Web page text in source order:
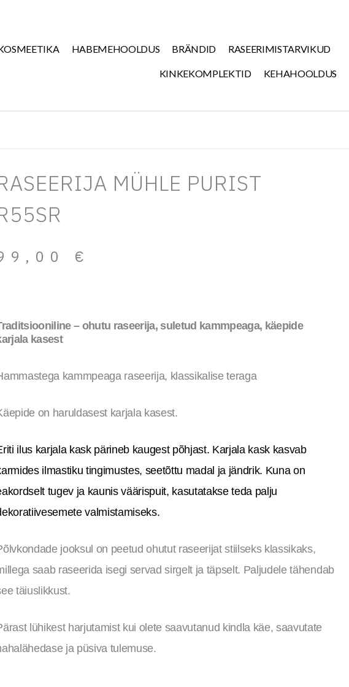
HABEMEHOOLDUS BRÄNDID RASEERIMISTARVIKUD
KINKEKOMPLEKTID KEHAHOOLDUS
MÜHLE PURIST
€
– ohutu raseerija, suletud kammpeaga, käepide
kasest
kammpeaga raseerija, klassikalise teraga
on haruldasest karjala kasest.
ilus karjala kask pärineb kaugest põhjast. Karjala kask kasvab
ilmastiku tingimustes, seetõttu madal ja jändrik. Kuna on
tugev ja kaunis väärispuit, kasutatakse teda palju
valmistamiseks.
jooksul on peetud ohutut raseerijat stiilseks klassikaks,
saab raseerida isegi servad sirgelt ja täpselt. Paljudele tähendab
täiuslikkust.
lühikest harjutamist kui olete saavutanud kindla käe, saavutate
ja püsiva tulemuse.